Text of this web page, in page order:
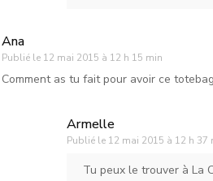
Ana
Publié le 12 mai 2015 à 12 h 15 min
Comment as tu fait pour avoir ce
Armelle
Publié le 12 mai 2015 à 12 h 37
Tu peux le trouver à La